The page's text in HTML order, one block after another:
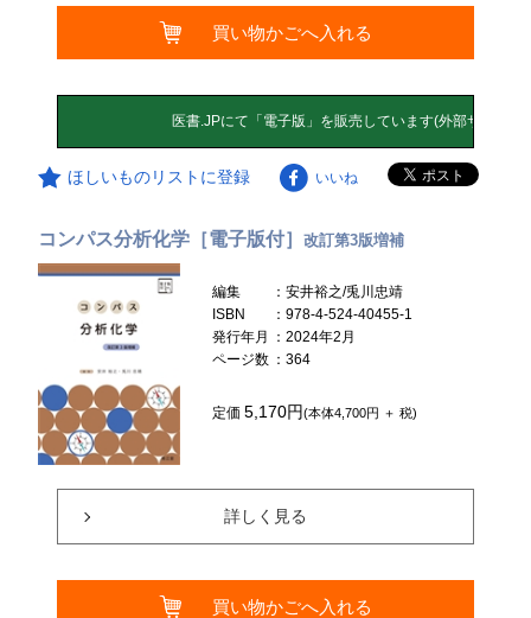
買い物かごへ入れる
ほしいものリストに登録 いいね
コンパス分析化学［電子版付］改訂第3版増補
編集
：安井裕之/兎川忠靖
ISBN
：978-4-524-40455-1
発行年月
：2024年2月
ページ数 ：364
定価5,170円(本体4,700円 ＋ 税)
詳しく見る
買い物かごへ入れる